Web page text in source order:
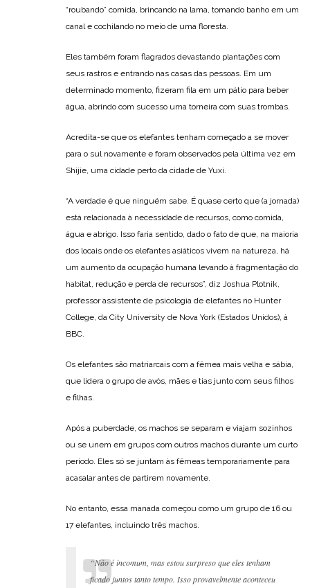
“roubando” comida, brincando na lama, tomando banho em um
canal e cochilando no meio de uma floresta.
Eles também foram flagrados devastando plantações com
seus rastros e entrando nas casas das pessoas. Em um
determinado momento, fizeram fila em um pátio para beber
água, abrindo com sucesso uma torneira com suas trombas.
Acredita-se que os elefantes tenham começado a se mover
para o sul novamente e foram observados pela última vez em
Shijie, uma cidade perto da cidade de Yuxi.
“A verdade é que ninguém sabe. É quase certo que (a jornada)
está relacionada à necessidade de recursos, como comida,
água e abrigo. Isso faria sentido, dado o fato de que, na maioria
dos locais onde os elefantes asiáticos vivem na natureza, há
um aumento da ocupação humana levando à fragmentação do
habitat, redução e perda de recursos”, diz Joshua Plotnik,
professor assistente de psicologia de elefantes no Hunter
College, da City University de Nova York (Estados Unidos), à
BBC.
Os elefantes são matriarcais com a fêmea mais velha e sábia,
que lidera o grupo de avós, mães e tias junto com seus filhos
e filhas.
Após a puberdade, os machos se separam e viajam sozinhos
ou se unem em grupos com outros machos durante um curto
período. Eles só se juntam às fêmeas temporariamente para
acasalar antes de partirem novamente.
No entanto, essa manada começou como um grupo de 16 ou
17 elefantes, incluindo três machos.
“Não é incomum, mas estou surpreso que eles tenham
ficado juntos tanto tempo. Isso provavelmente aconteceu